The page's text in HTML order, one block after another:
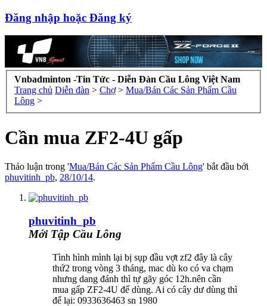
Đăng nhập hoặc Đăng ký
Vnbadminton -Tin Tức - Diễn Đàn Cầu Lông Việt Nam
Trang chủ Diễn đàn > Chợ > Mua/Bán Các Sản Phẩm Cầu
Lông >
Cần mua ZF2-4U gấp
Thảo luận trong 'Mua/Bán Các Sản Phẩm Cầu Lông' bắt đầu bởi
phuvitinh_pb, 28/10/14.
phuvitinh_pb
Mới Tập Cầu Lông
Tình hình mình lại bị sụp đầu vợt zf2 đây là cây
thứ2 trong vòng 3 tháng, mac dù ko có va chạm
nhưng dang đánh thì tự gãy góc 12h.nên cần
mua gấp ZF2-4U để dùng. Ai có cây dư dùng thì
để lại: 0933636463 sn 1980